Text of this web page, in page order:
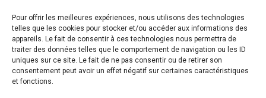
Pour offrir les meilleures expériences, nous utilisons des technologies
telles que les cookies pour stocker et/ou accéder aux informations des
appareils. Le fait de consentir à ces technologies nous permettra de
traiter des données telles que le comportement de navigation ou les ID
uniques sur ce site. Le fait de ne pas consentir ou de retirer son
consentement peut avoir un effet négatif sur certaines caractéristiques
et fonctions.
Ultra HD Blu-ray™, jusqu’à 100Go/disque
Sortie vidéo
Compatibilité avec les téléviseurs 4K 120Hz et
8K, VRR (spécification HDMI v. 2.1)